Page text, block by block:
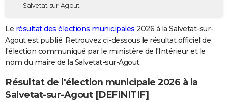
Destinations
City break
Voyage nature
Voyage de noces
Forum
GUIDES D'ACHAT
BONS PLANS
Carte de Noël
Carte Bonne année
Carte Saint-Valentin
Carte Pâques
Carte d'anniversaire
DICTIONNAIRE
Salvetat-sur-Agout
Le résultat des élections municipales 2026 à la Salvetat-sur-
Agout est publié. Retrouvez ci-dessous le résultat officiel de
l'élection communiqué par le ministère de l'Intérieur et le
nom du maire de la Salvetat-sur-Agout.
Résultat de l'élection municipale 2026 à la
Salvetat-sur-Agout [DEFINITIF]